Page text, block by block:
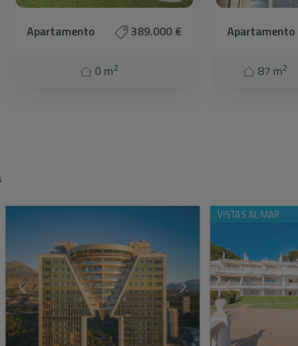
Apartamento 389.000 €
0 m2
Apartamento
87 m2
VISTAS AL MAR